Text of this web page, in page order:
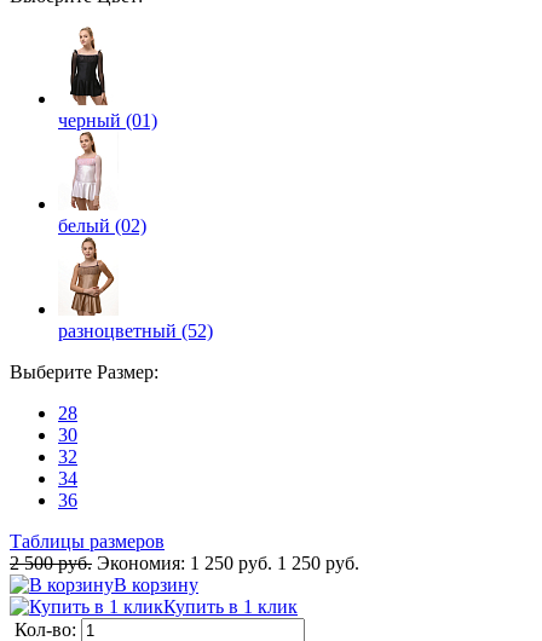
черный (01)
белый (02)
разноцветный (52)
Выберите Размер:
28
30
32
34
36
Таблицы размеров
2 500 руб. Экономия: 1 250 руб. 1 250 руб.
В корзину
Купить в 1 клик
Кол-во: